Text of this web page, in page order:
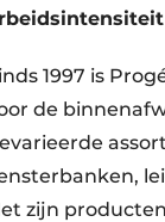
1997 is
de
zijn